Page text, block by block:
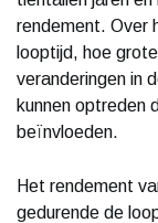
rendement. Over
looptijd, hoe
veranderingen in
kunnen optreden
beïnvloeden.
Het rendement
gedurende de